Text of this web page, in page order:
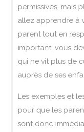
permissives, mais
allez apprendre à
parent tout en
important, vous
qui ne vit plus de
auprès de ses
Les exemples et
pour que les
sont donc